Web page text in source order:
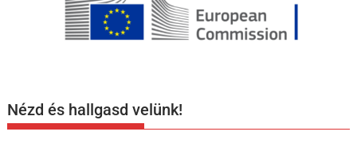
Nézd és hallgasd velünk!